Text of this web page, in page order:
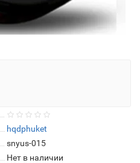
hqdphuket
snyus-015
Нет в наличии